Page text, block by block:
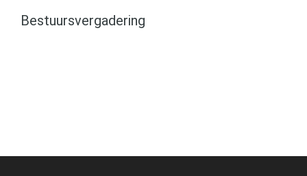
Bestuursvergadering